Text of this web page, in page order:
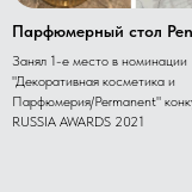
Парфюмерный стол
Занял 1-е место в номинации
"Декоративная косметика и
Парфюмерия/Permanent"
RUSSIA AWARDS 2021